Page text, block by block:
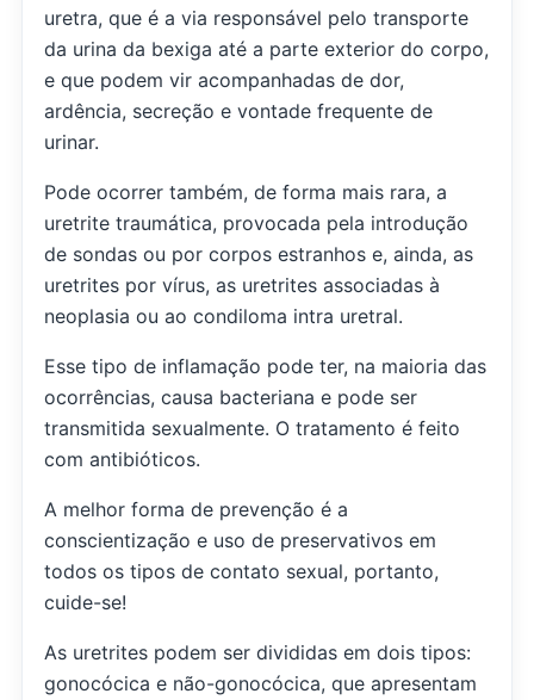
uretra, que é a via responsável pelo transporte
da urina da bexiga até a parte exterior do corpo,
e que podem vir acompanhadas de dor,
ardência, secreção e vontade frequente de
urinar.
Pode ocorrer também, de forma mais rara, a
uretrite traumática, provocada pela introdução
de sondas ou por corpos estranhos e, ainda, as
uretrites por vírus, as uretrites associadas à
neoplasia ou ao condiloma intra uretral.
Esse tipo de inflamação pode ter, na maioria das
ocorrências, causa bacteriana e pode ser
transmitida sexualmente. O tratamento é feito
com antibióticos.
A melhor forma de prevenção é a
conscientização e uso de preservativos em
todos os tipos de contato sexual, portanto,
cuide-se!
As uretrites podem ser divididas em dois tipos:
gonocócica e não-gonocócica, que apresentam